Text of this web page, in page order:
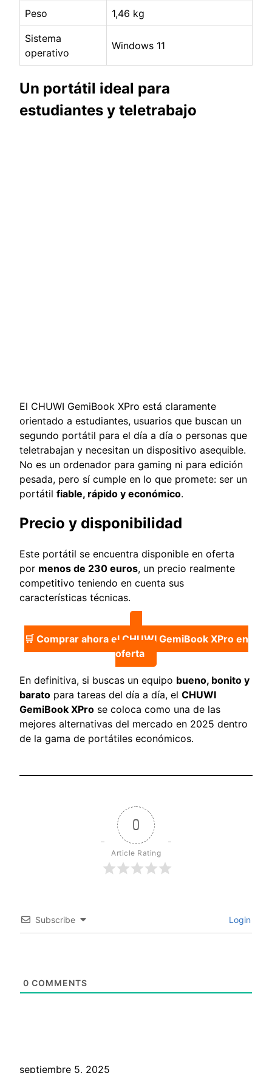
Peso 1,46 kg
Sistema
operativo
Windows 11
Un portátil ideal para
estudiantes y teletrabajo
El CHUWI GemiBook XPro está claramente
orientado a estudiantes, usuarios que buscan un
segundo portátil para el día a día o personas que
teletrabajan y necesitan un dispositivo asequible.
No es un ordenador para gaming ni para edición
pesada, pero sí cumple en lo que promete: ser un
portátil fiable, rápido y económico.
Precio y disponibilidad
Este portátil se encuentra disponible en oferta
por menos de 230 euros, un precio realmente
competitivo teniendo en cuenta sus
características técnicas.
🛒 Comprar ahora el CHUWI GemiBook XPro en
oferta
En definitiva, si buscas un equipo bueno, bonito y
barato para tareas del día a día, el CHUWI
GemiBook XPro se coloca como una de las
mejores alternativas del mercado en 2025 dentro
de la gama de portátiles económicos.
0
Article Rating
Subscribe Login
0 COMMENTS
septiembre 5, 2025